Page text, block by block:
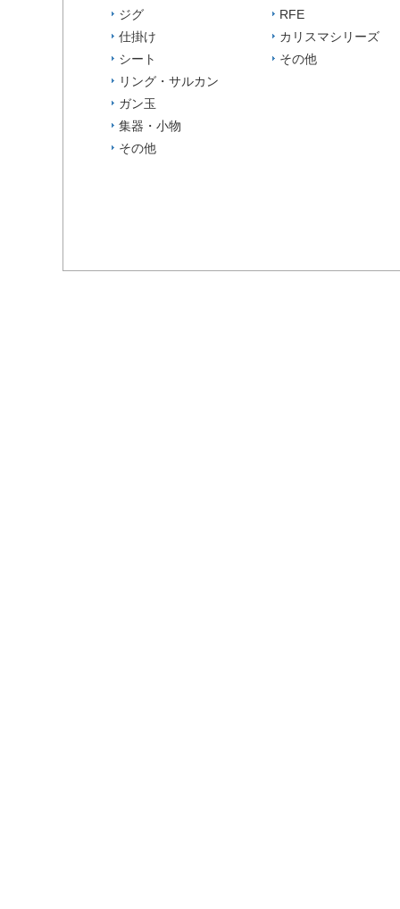
ジグ
仕掛け
シート
リング・サルカン
ガン玉
集器・小物
その他
RFE
カリスマシリーズ
その他